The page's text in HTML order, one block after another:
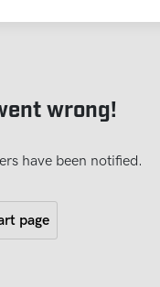
wrong!
have been notified.
page